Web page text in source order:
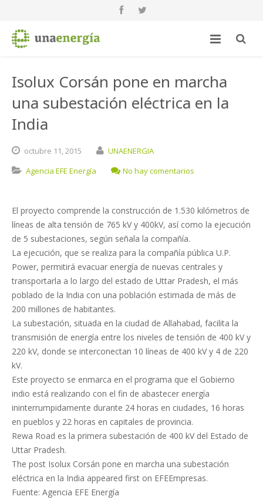
Isolux Corsán pone en marcha
una subestación eléctrica en la
India
octubre 11,2015
UNAENERGIA
Agencia EFE Energía
No hay comentarios
El proyecto comprende la construcción de 1.530 kilómetros de
líneas de alta tensión de 765 kV y 400kV, así como la ejecución
de 5 subestaciones, según señala la compañía.
La ejecución, que se realiza para la compañía pública U.P.
Power, permitirá evacuar energía de nuevas centrales y
transportarla a lo largo del estado de Uttar Pradesh, el más
poblado de la India con una población estimada de más de
200 millones de habitantes.
La subestación, situada en la ciudad de Allahabad, facilita la
transmisión de energía entre los niveles de tensión de 400 kV y
220 kV, donde se interconectan 10 líneas de 400 kV y 4 de 220
kV.
Este proyecto se enmarca en el programa que el Gobierno
indio está realizando con el fin de abastecer energía
ininterrumpidamente durante 24 horas en ciudades, 16 horas
en pueblos y 22 horas en capitales de provincia.
Rewa Road es la primera subestación de 400 kV del Estado de
Uttar Pradesh.
The post Isolux Corsán pone en marcha una subestación
eléctrica en la India appeared first on EFEEmpresas.
Fuente: Agencia EFE Energía